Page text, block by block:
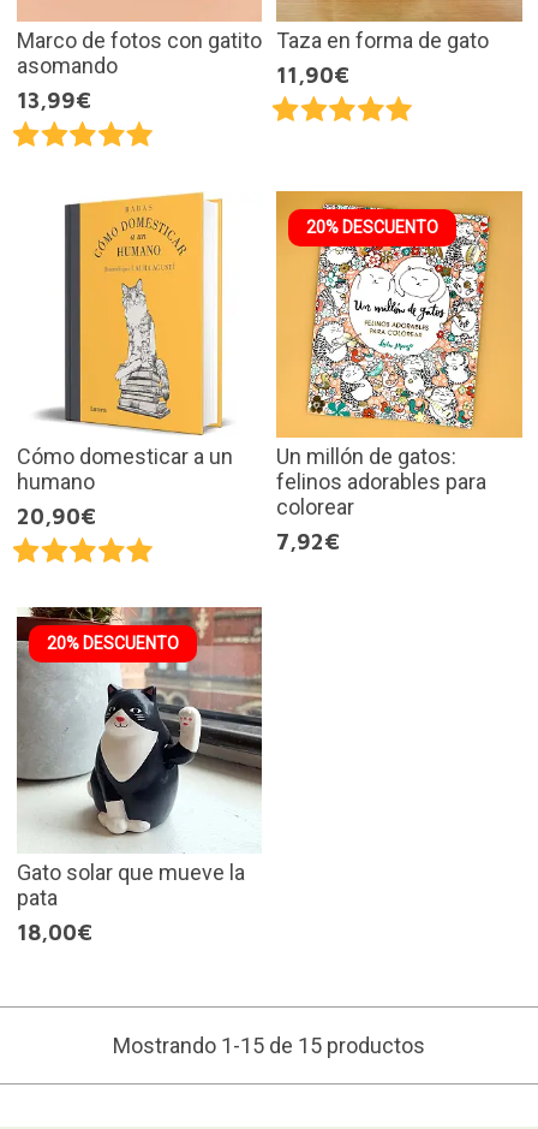
Marco de fotos con gatito
asomando
13,99€
Taza en forma de gato
11,90€
Cómo domesticar a un
humano
20,90€
20% DESCUENTO
Un millón de gatos:
felinos adorables para
colorear
7,92€
20% DESCUENTO
Gato solar que mueve la
pata
18,00€
Mostrando 1-15 de 15 productos